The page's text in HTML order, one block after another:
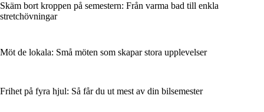
Skäm bort kroppen på semestern: Från varma bad till enkla
stretchövningar
Möt de lokala: Små möten som skapar stora upplevelser
Frihet på fyra hjul: Så får du ut mest av din bilsemester